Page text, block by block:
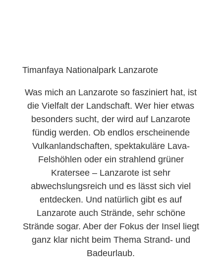
Timanfaya Nationalpark Lanzarote
Was mich an Lanzarote so fasziniert hat, ist
die Vielfalt der Landschaft. Wer hier etwas
besonders sucht, der wird auf Lanzarote
fündig werden. Ob endlos erscheinende
Vulkanlandschaften, spektakuläre Lava-
Felshöhlen oder ein strahlend grüner
Kratersee – Lanzarote ist sehr
abwechslungsreich und es lässt sich viel
entdecken. Und natürlich gibt es auf
Lanzarote auch Strände, sehr schöne
Strände sogar. Aber der Fokus der Insel liegt
ganz klar nicht beim Thema Strand- und
Badeurlaub.